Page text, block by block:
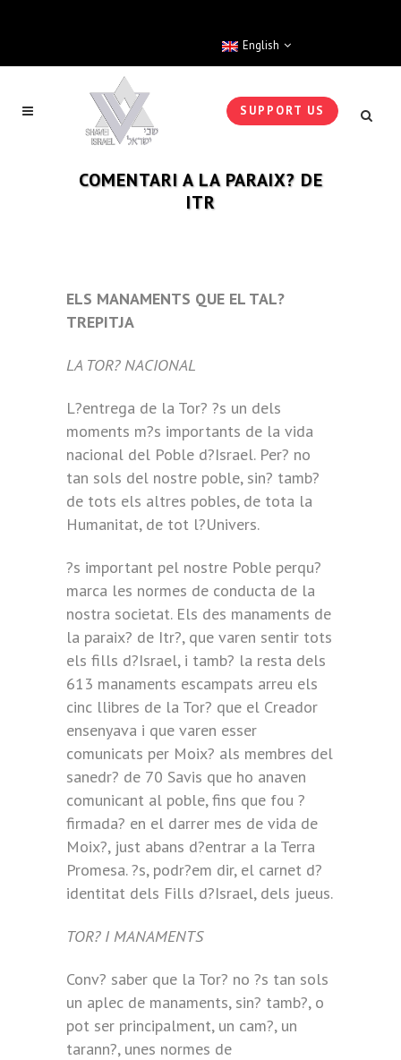
English
SUPPORT US
COMENTARI A LA PARAIX? DE
ITR
ELS MANAMENTS QUE EL TAL?
TREPITJA
LA TOR? NACIONAL
L?entrega de la Tor? ?s un dels
moments m?s importants de la vida
nacional del Poble d?Israel. Per? no
tan sols del nostre poble, sin? tamb?
de tots els altres pobles, de tota la
Humanitat, de tot l?Univers.
?s important pel nostre Poble perqu?
marca les normes de conducta de la
nostra societat. Els des manaments de
la paraix? de Itr?, que varen sentir tots
els fills d?Israel, i tamb? la resta dels
613 manaments escampats arreu els
cinc llibres de la Tor? que el Creador
ensenyava i que varen esser
comunicats per Moix? als membres del
sanedr? de 70 Savis que ho anaven
comunicant al poble, fins que fou ?
firmada? en el darrer mes de vida de
Moix?, just abans d?entrar a la Terra
Promesa. ?s, podr?em dir, el carnet d?
identitat dels Fills d?Israel, dels jueus.
TOR? I MANAMENTS
Conv? saber que la Tor? no ?s tan sols
un aplec de manaments, sin? tamb?, o
pot ser principalment, un cam?, un
tarann?, unes normes de